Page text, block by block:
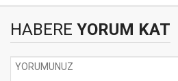
HABERE YORUM KAT